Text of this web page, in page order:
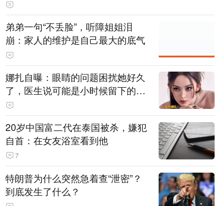
弟弟一句“不丢脸”，听障姐姐泪
崩：家人的维护是自己最大的底气
娜扎自曝：眼睛的问题困扰她好久
了，医生说可能是小时候留下的病
根
20岁中国富二代在泰国被杀，嫌犯
自首：在女友浴室看到他
7
特朗普为什么突然急着查“泄密”？
到底发生了什么？